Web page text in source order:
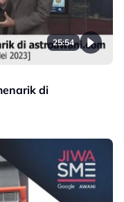
25:54
di